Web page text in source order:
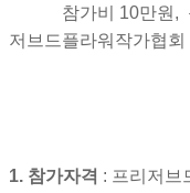
참가비 10만원, 농
저브드플라워작가협회
1. 참가자격 : 프리저브